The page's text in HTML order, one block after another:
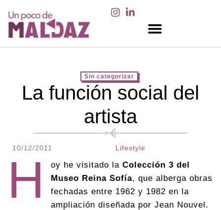
Sin categorizar
La función social del
artista
10/12/2011 Lifestyle
H oy he visitado la Colección 3 del
Museo Reina Sofía, que alberga obras
fechadas entre 1962 y 1982 en la
ampliación diseñada por Jean Nouvel.